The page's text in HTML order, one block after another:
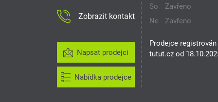
Zobrazit kontakt
Napsat prodejci
Nabídka prodejce
So
Zavřeno
Ne
Zavřeno
Prodejce registrován
tutut.cz od